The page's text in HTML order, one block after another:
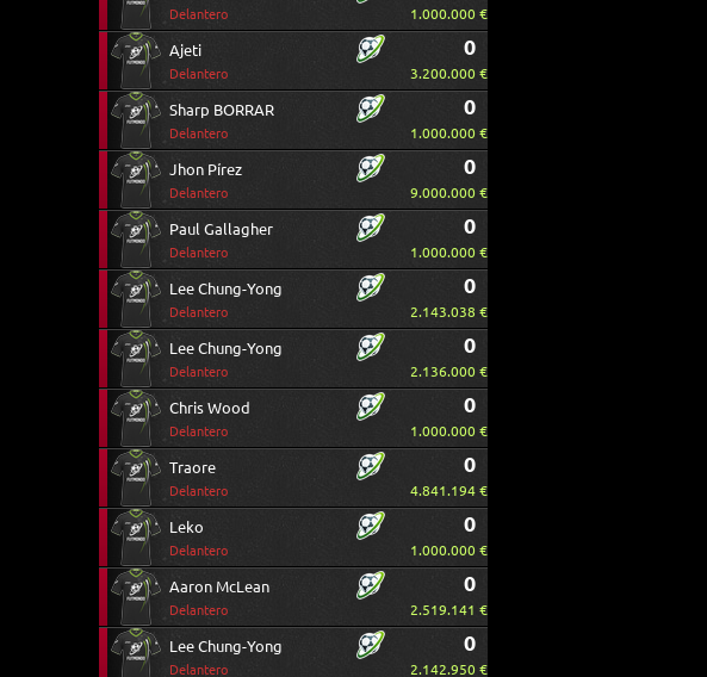
Delantero 1.000.000 €
Ajeti
Delantero
0
3.200.000 €
Sharp BORRAR
Delantero
0
1.000.000 €
Jhon Pírez
Delantero
0
9.000.000 €
Paul Gallagher
Delantero
0
1.000.000 €
Lee Chung-Yong
Delantero
0
2.143.038 €
Lee Chung-Yong
Delantero
0
2.136.000 €
Chris Wood
Delantero
0
1.000.000 €
Traore
Delantero
0
4.841.194 €
Leko
Delantero
0
1.000.000 €
Aaron McLean
Delantero
0
2.519.141 €
Lee Chung-Yong
Delantero
0
2.142.950 €